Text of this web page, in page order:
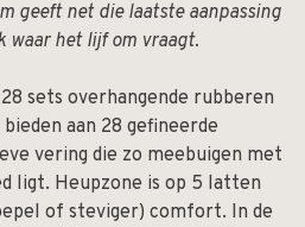
geeft net die laatste aanpassing
waar het lijf om vraagt.
sets overhangende rubberen
aan 28 gefineerde
vering die zo meebuigen met
ligt. Heupzone is op 5 latten
of steviger) comfort. In de